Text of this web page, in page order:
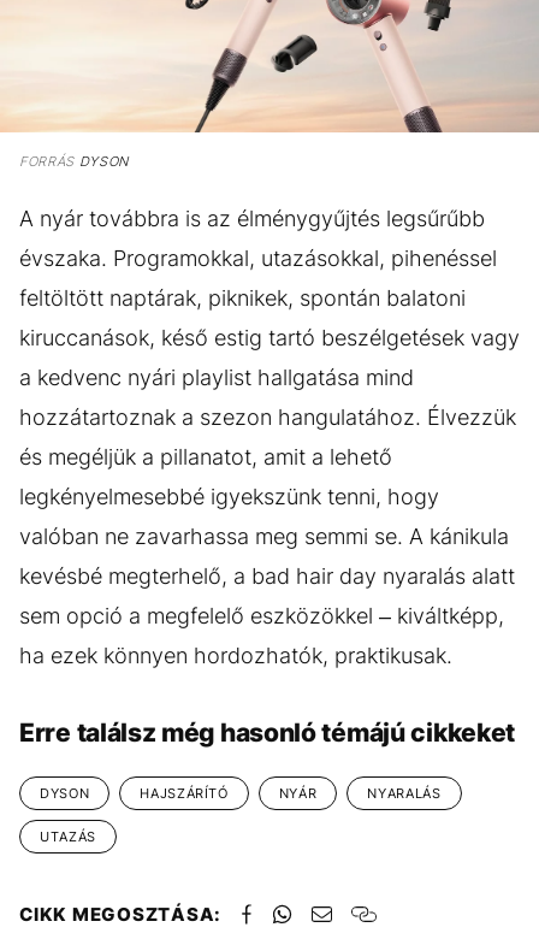
FORRÁSDYSON
A nyár továbbra is az élménygyűjtés legsűrűbb
évszaka. Programokkal, utazásokkal, pihenéssel
feltöltött naptárak, piknikek, spontán balatoni
kiruccanások, késő estig tartó beszélgetések vagy
a kedvenc nyári playlist hallgatása mind
hozzátartoznak a szezon hangulatához. Élvezzük
és megéljük a pillanatot, amit a lehető
legkényelmesebbé igyekszünk tenni, hogy
valóban ne zavarhassa meg semmi se. A kánikula
kevésbé megterhelő, a bad hair day nyaralás alatt
sem opció a megfelelő eszközökkel – kiváltképp,
ha ezek könnyen hordozhatók, praktikusak.
Erre találsz még hasonló témájú cikkeket
DYSON HAJSZÁRÍTÓ NYÁR NYARALÁS
UTAZÁS
CIKK MEGOSZTÁSA: